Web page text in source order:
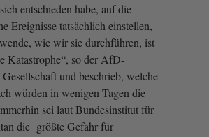
entschieden habe, auf die
Ereignisse tatsächlich einstellen,
wie wir sie durchführen, ist
Katastrophe“, so der AfD-
und beschrieb, welche
würden in wenigen Tagen die
sei laut Bundesinstitut für
die größte Gefahr für